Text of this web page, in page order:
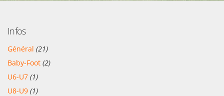
Infos
Général (21)
Baby-Foot (2)
U6-U7 (1)
U8-U9 (1)